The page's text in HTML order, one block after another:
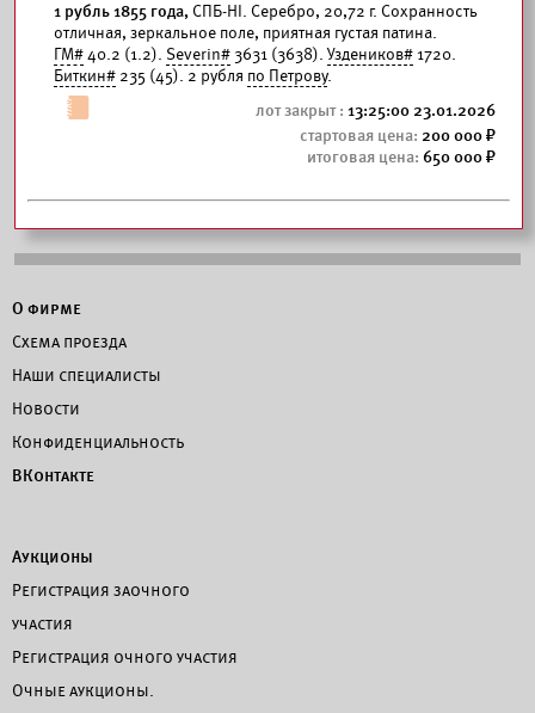
1 рубль 1855 года, СПБ-HI. Серебро, 20,72 г. Сохранность
отличная, зеркальное поле, приятная густая патина.
ГМ#40.2 (1.2). Severin#3631 (3638). Уздеников# 1720.
Биткин# 235 (45). 2 рубля по Петрову.
13:25:00 23.01.2026
200 000
650 000
О фирме
Схема проезда
Наши специалисты
Новости
Конфиденциальность
ВКонтакте
Аукционы
Регистрация заочного
участия
Регистрация очного участия
Очные аукционы.